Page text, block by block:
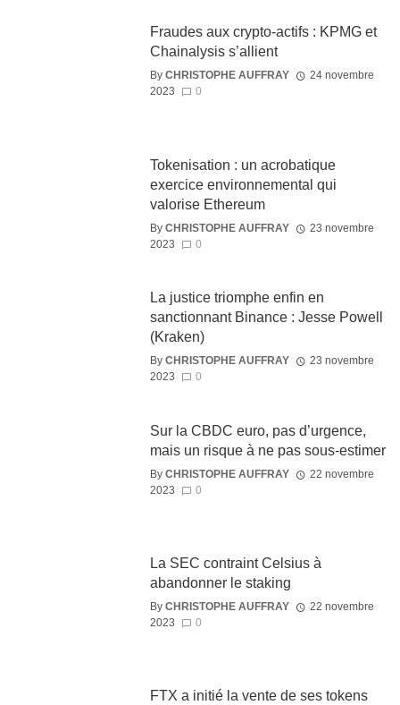
Fraudes aux crypto-actifs : KPMG et
Chainalysis s’allient
By CHRISTOPHE AUFFRAY
24 novembre
2023
0
Tokenisation : un acrobatique
exercice environnemental qui
valorise Ethereum
By CHRISTOPHE AUFFRAY
23 novembre
2023
0
La justice triomphe enfin en
sanctionnant Binance : Jesse Powell
(Kraken)
By CHRISTOPHE AUFFRAY
23 novembre
2023
0
Sur la CBDC euro, pas d’urgence,
mais un risque à ne pas sous-estimer
By CHRISTOPHE AUFFRAY
22 novembre
2023
0
La SEC contraint Celsius à
abandonner le staking
By CHRISTOPHE AUFFRAY
22 novembre
2023
0
FTX a initié la vente de ses tokens